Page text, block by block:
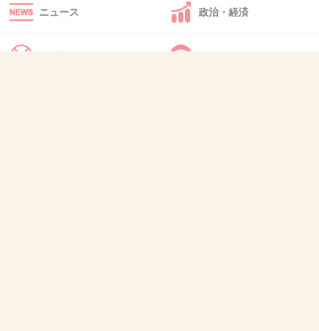
ニュース 政治・経済